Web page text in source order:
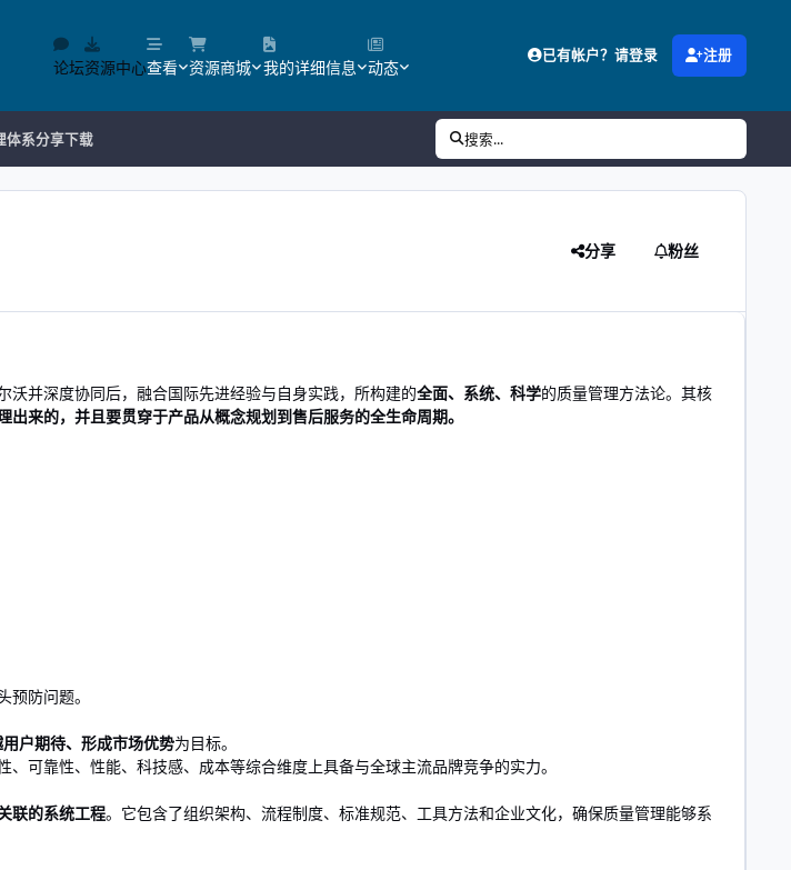
论坛资源中心查看 资源商城 我的详细信息 动态
已有帐户？请登录 注册
体系分享下载 搜索...
分享 粉丝
并深度协同后，融合国际先进经验与自身实践，所构建的全面、系统、科学的质量管理方法论。其核
来的，并且要贯穿于产品从概念规划到售后服务的全生命周期。
防问题。
户期待、形成市场优势为目标。
可靠性、性能、科技感、成本等综合维度上具备与全球主流品牌竞争的实力。
联的系统工程。它包含了组织架构、流程制度、标准规范、工具方法和企业文化，确保质量管理能够系